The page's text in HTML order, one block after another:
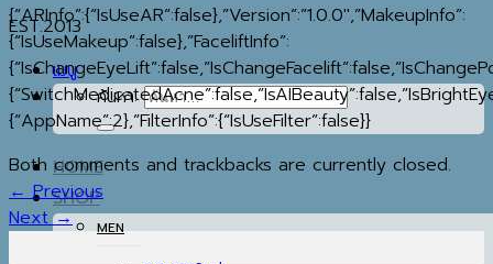
EST.2013
เมนู
ค้นหา:
HOME
SHOP
MEN
{“ARInfo”:{“IsUseAR”:false},”Version”:”1.0.0″,”MakeupInfo”:
{“IsUseMakeup”:false},”FaceliftInfo”:
{“AppName”:2},”FilterInfo”:{“IsUseFilter”:false}}
Both comments and trackbacks are currently closed.
←Previous
Next→